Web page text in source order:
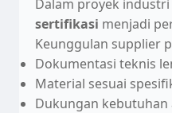
Dalam proyek
sertifikasi menjadi
Keunggulan supplier
Dokumentasi teknis
Material sesuai
Dukungan kebutuhan